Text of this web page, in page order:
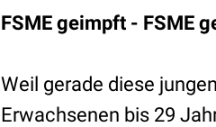
FSME geimpft - FSME
Weil gerade diese
Erwachsenen bis 29